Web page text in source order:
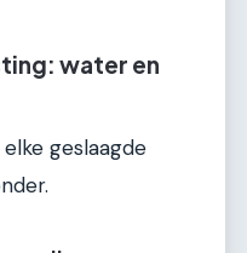
water en
geslaagde